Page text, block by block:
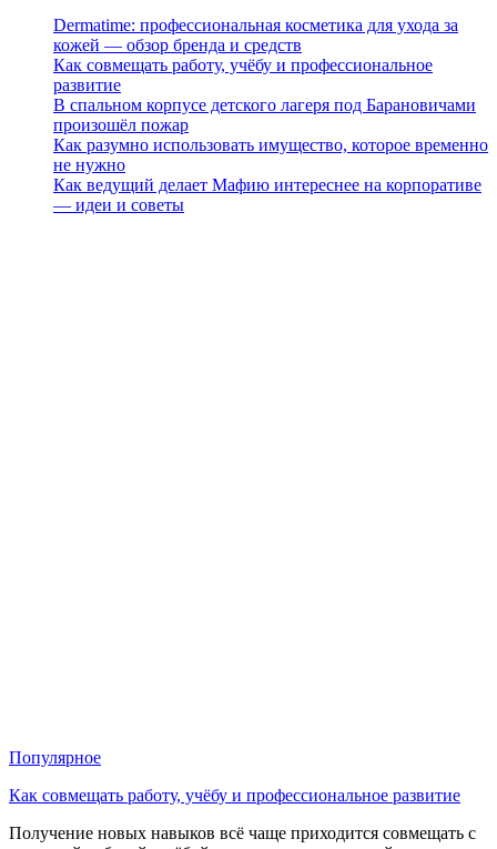
Dermatime: профессиональная косметика для ухода за
кожей — обзор бренда и средств
Как совмещать работу, учёбу и профессиональное
развитие
В спальном корпусе детского лагеря под Барановичами
произошёл пожар
Как разумно использовать имущество, которое временно
не нужно
Как ведущий делает Мафию интереснее на корпоративе
— идеи и советы
Популярное
Как совмещать работу, учёбу и профессиональное развитие
Получение новых навыков всё чаще приходится совмещать с